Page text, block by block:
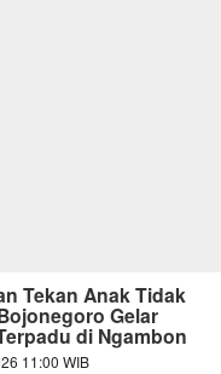
Tekan Anak Tidak
Gelar
di Ngambon
11:00 WIB